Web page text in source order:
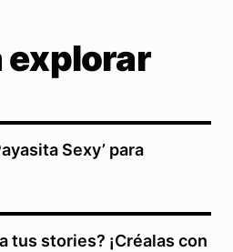
explorar
Sexy’ para
tus stories? ¡Créalas con